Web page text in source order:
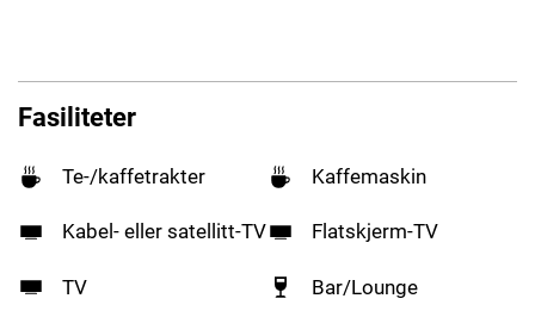
Fasiliteter
Te-/kaffetrakter Kaffemaskin
Kabel- eller satellitt-TV Flatskjerm-TV
TV Bar/Lounge